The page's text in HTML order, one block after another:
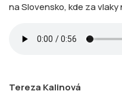
na Slovensko, kde za
Tereza Kalinová